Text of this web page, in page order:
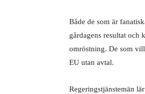
Både de som är
gårdagens resultat och
omröstning. De som
EU utan avtal.
Regeringstjänstemän